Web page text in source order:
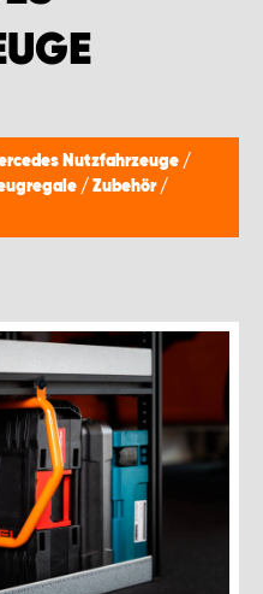
Nutzfahrzeuge /
/ Zubehör /